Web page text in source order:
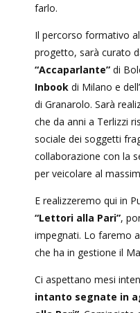
farlo.
Il percorso formativo
progetto, sarà curato
“Accaparlante” di
Inbook di Milano e dell’
di Granarolo. Sarà
che da anni a Terlizzi
sociale dei soggetti
collaborazione con la
per veicolare al
E realizzeremo qui in
“Lettori alla Pari”,
impegnati. Lo faremo
che ha in gestione il
Ci aspettano mesi
intanto segnate in